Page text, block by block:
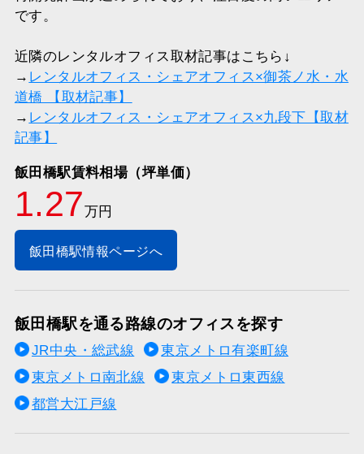
です。
近隣のレンタルオフィス取材記事はこちら↓
→ レンタルオフィス・シェアオフィス×御茶ノ水・水
道橋 【取材記事】
→ レンタルオフィス・シェアオフィス×九段下【取材
記事】
飯田橋駅賃料相場（坪単価）
1.27万円
飯田橋駅情報ページへ
飯田橋駅を通る路線のオフィスを探す
JR中央・総武線
東京メトロ有楽町線
東京メトロ南北線
東京メトロ東西線
都営大江戸線